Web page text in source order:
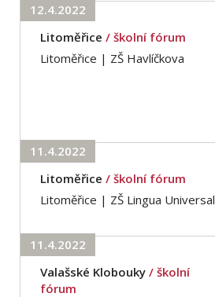
12.4.2022
Litoměřice / školní fórum
Litoměřice | ZŠ Havlíčkova
11.4.2022
Litoměřice / školní fórum
Litoměřice | ZŠ Lingua Universal
11.4.2022
Valašské Klobouky / školní
fórum